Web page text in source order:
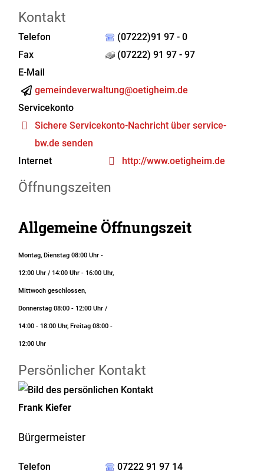
Kontakt
Telefon
(07222)91 97 - 0
Fax
(07222) 91 97 - 97
E-Mail
gemeindeverwaltung@oetigheim.de
Servicekonto
Sichere Servicekonto-Nachricht über service-
bw.de senden
Internet
http://www.oetigheim.de
Öffnungszeiten
Allgemeine Öffnungszeit
Montag, Dienstag 08:00 Uhr -
12:00 Uhr / 14:00 Uhr - 16:00 Uhr,
Mittwoch geschlossen,
Donnerstag 08:00 - 12:00 Uhr /
14:00 - 18:00 Uhr, Freitag 08:00 -
12:00 Uhr
Persönlicher Kontakt
Frank Kiefer
Bürgermeister
Telefon
07222 91 97 14